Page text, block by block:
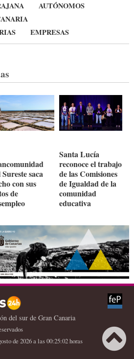
AUTÓNOMOS
EMPRESAS
saca
con sus
de
Santa Lucía
reconoce el trabajo
de las Comisiones
de Igualdad de la
comunidad
educativa
del sur de Gran Canaria
de 2026 a las 00:25:02 horas